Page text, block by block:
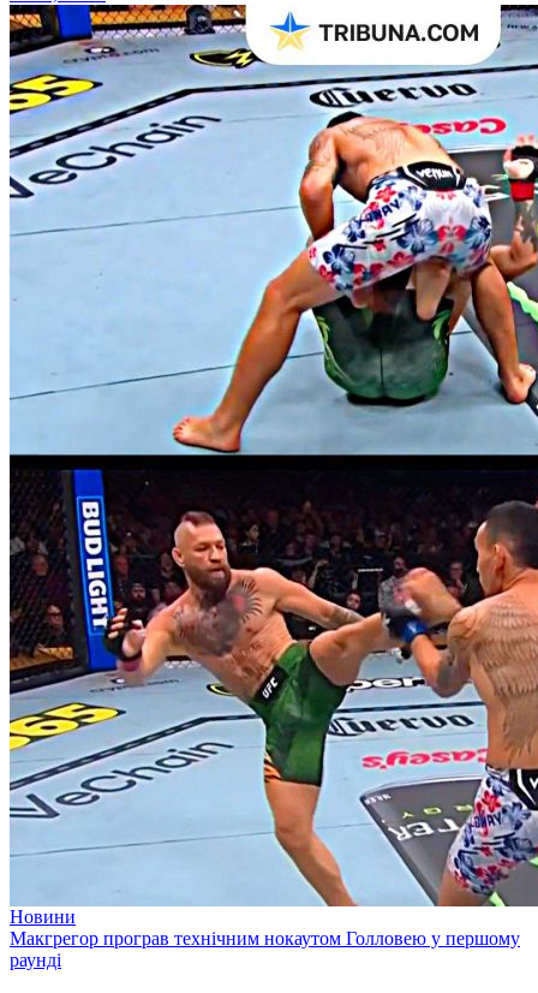
Новини
Макгрегор програв технічним нокаутом Голловею у першому
раунді